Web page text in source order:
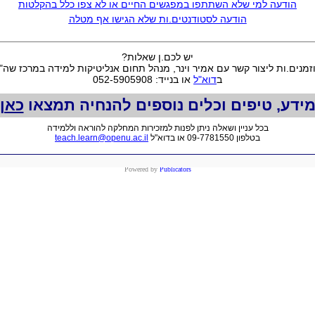
הודעה למי שלא השתתפו במפגשים החיים או לא צפו כלל בהקלטות
הודעה לסטודנטים.ות שלא הגישו אף מטלה
יש לכם.ן שאלות?
ליצור קשר עם אמיר וינר, מנהל תחום אנליטיקות למידה במרכז
בדוא"ל או בנייד: 052-5905908
מידע, טיפים וכלים נוספים להנחיה תמצאו כאן
בכל עניין ושאלה ניתן לפנות למזכירות המחלקה להוראה וללמידה
בטלפון 09-7781550 או בדוא"ל
teach.learn@openu.ac.il
Powered by Publicators